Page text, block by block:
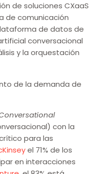
de soluciones CXaaS
de comunicación
de datos de
conversacional
y la orquestación
de la demanda de
con la
para las
el 71% de los
en interacciones